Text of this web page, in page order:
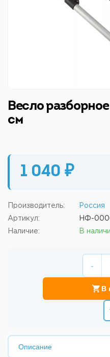
Весло
см
1 040 ₽
Производитель: Россия
Артикул: НФ-
Наличие: В
-
В